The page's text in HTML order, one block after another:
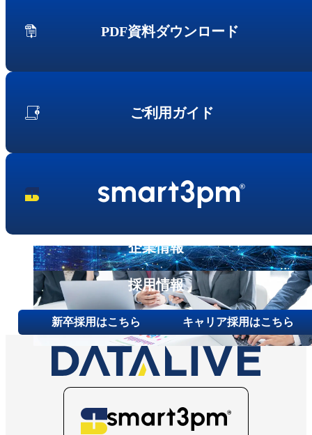
PDF資料ダウンロード
ご利用ガイド
企業情報
採用情報
新卒採用はこちら キャリア採用はこちら